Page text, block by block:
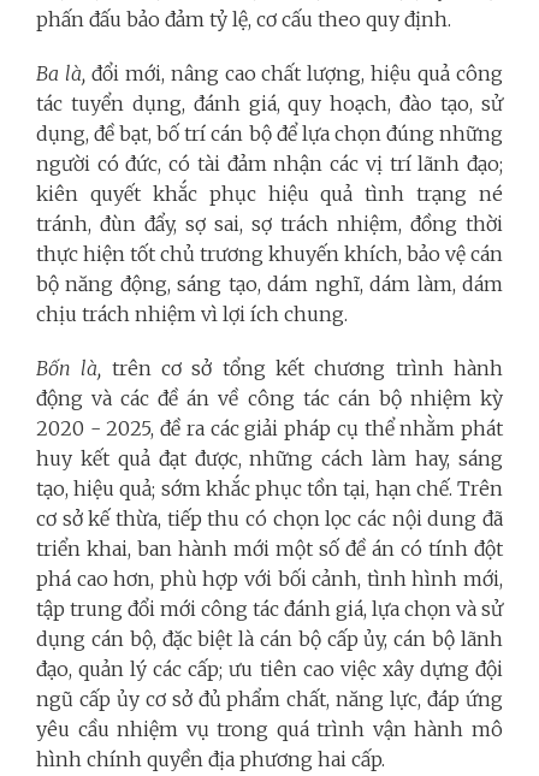
phấn đấu bảo đảm tỷ lệ, cơ cấu theo quy định.
Ba là, đổi mới, nâng cao chất lượng, hiệu quả công
tác tuyển dụng, đánh giá, quy hoạch, đào tạo, sử
dụng, đề bạt, bố trí cán bộ để lựa chọn đúng những
người có đức, có tài đảm nhận các vị trí lãnh đạo;
kiên quyết khắc phục hiệu quả tình trạng né
tránh, đùn đẩy, sợ sai, sợ trách nhiệm, đồng thời
thực hiện tốt chủ trương khuyến khích, bảo vệ cán
bộ năng động, sáng tạo, dám nghĩ, dám làm, dám
chịu trách nhiệm vì lợi ích chung.
Bốn là, trên cơ sở tổng kết chương trình hành
động và các đề án về công tác cán bộ nhiệm kỳ
2020 - 2025, đề ra các giải pháp cụ thể nhằm phát
huy kết quả đạt được, những cách làm hay, sáng
tạo, hiệu quả; sớm khắc phục tồn tại, hạn chế. Trên
cơ sở kế thừa, tiếp thu có chọn lọc các nội dung đã
triển khai, ban hành mới một số đề án có tính đột
phá cao hơn, phù hợp với bối cảnh, tình hình mới,
tập trung đổi mới công tác đánh giá, lựa chọn và sử
dụng cán bộ, đặc biệt là cán bộ cấp ủy, cán bộ lãnh
đạo, quản lý các cấp; ưu tiên cao việc xây dựng đội
ngũ cấp ủy cơ sở đủ phẩm chất, năng lực, đáp ứng
yêu cầu nhiệm vụ trong quá trình vận hành mô
hình chính quyền địa phương hai cấp.